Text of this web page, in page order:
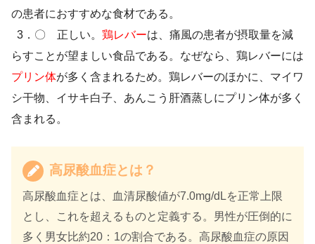
の患者におすすめな食材である。
3．〇 正しい。 鶏レバーは、痛風の患者が摂取量を減
らすことが望ましい食品である。なぜなら、鶏レバーには
プリン体が多く含まれるため。鶏レバーのほかに、マイワ
シ干物、イサキ白子、あんこう肝酒蒸しにプリン体が多く
含まれる。
高尿酸血症とは？
高尿酸血症とは、血清尿酸値が7.0mg/dLを正常上限
とし、これを超えるものと定義する。男性が圧倒的に
多く男女比約20：1の割合である。高尿酸血症の原因